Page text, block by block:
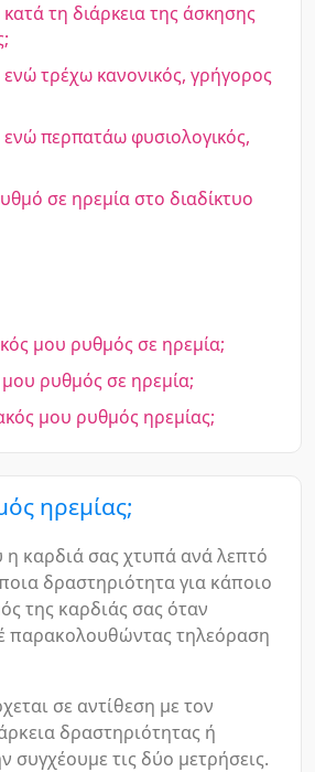
τη διάρκεια της άσκησης
τρέχω κανονικός, γρήγορος
περπατάω φυσιολογικός,
σε ηρεμία στο διαδίκτυο
μου ρυθμός σε ηρεμία;
ρυθμός σε ηρεμία;
μου ρυθμός ηρεμίας;
ηρεμίας;
καρδιά σας χτυπά ανά λεπτό
δραστηριότητα για κάποιο
της καρδιάς σας όταν
παρακολουθώντας τηλεόραση
σε αντίθεση με τον
δραστηριότητας ή
συγχέουμε τις δύο μετρήσεις.